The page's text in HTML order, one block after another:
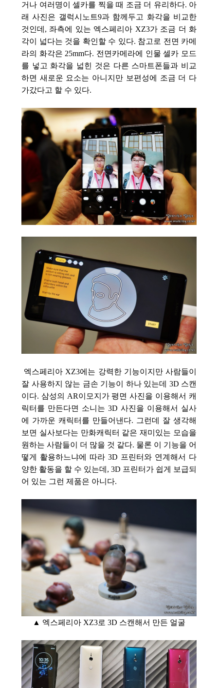
거나 여러명이 셀카를 찍을 때 조금 더 유리하다. 아
래 사진은 갤럭시노트9과 함께두고 화각을 비교한
것인데, 좌측에 있는 엑스페리아 XZ3가 조금 더 화
각이 넓다는 것을 확인할 수 있다. 참고로 전면 카메
라의 화각은 25mm다. 전면카메라에 인물 셀카 모드
를 넣고 화각을 넓힌 것은 다른 스마트폰들과 비교
하면 새로운 요소는 아니지만 보편성에 조금 더 다
가갔다고 할 수 있다.
엑스페리아 XZ3에는 강력한 기능이지만 사람들이
잘 사용하지 않는 금손 기능이 하나 있는데 3D 스캔
이다. 삼성의 AR이모지가 평면 사진을 이용해서 캐
릭터를 만든다면 소니는 3D 사진을 이용해서 실사
에 가까운 캐릭터를 만들어낸다. 그런데 잘 생각해
보면 실사보다는 만화캐릭터 같은 재미있는 모습을
원하는 사람들이 더 많을 것 같다. 물론 이 기능을 어
떻게 활용하느냐에 따라 3D 프린터와 연계해서 다
양한 활동을 할 수 있는데, 3D 프린터가 쉽게 보급되
어 있는 그런 제품은 아니다.
▲ 엑스페리아 XZ3로 3D 스캔해서 만든 얼굴